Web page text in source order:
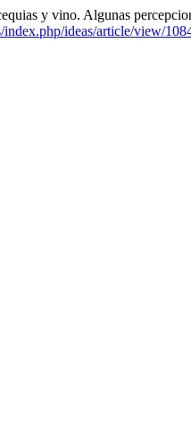
y vino. Algunas
index.php/ideas/article/view/